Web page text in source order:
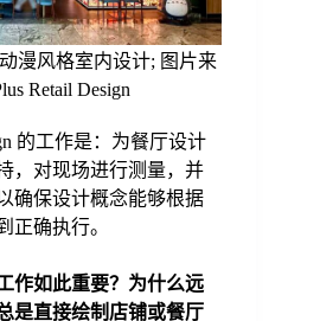
漫风格室内设计; 图片来
Retail Design
的工作是：为餐厅设计
，对现场进行测量，并
确保设计概念能够根据
正确执行。
作如此重要？为什么远
是直接绘制店铺或餐厅